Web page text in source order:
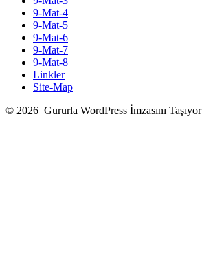
9-Mat-4
9-Mat-5
9-Mat-6
9-Mat-7
9-Mat-8
Linkler
Site-Map
© 2026 Gururla WordPress İmzasını Taşıyor